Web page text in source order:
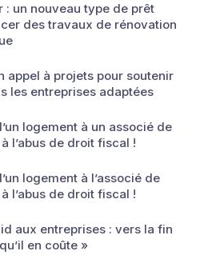
: un nouveau type de prêt
des travaux de rénovation
appel à projets pour soutenir
les entreprises adaptées
logement à un associé de
l’abus de droit fiscal !
logement à l’associé de
l’abus de droit fiscal !
aux entreprises : vers la fin
en coûte »